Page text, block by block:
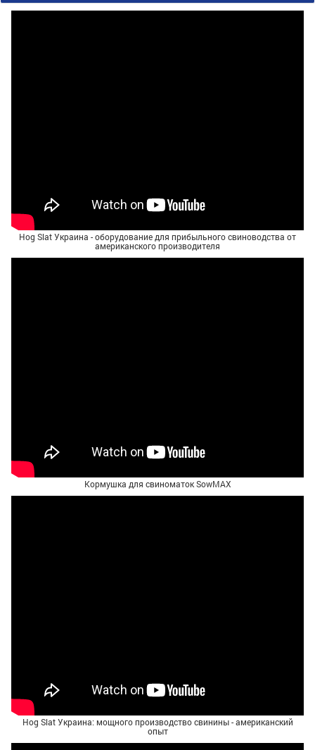
Hog Slat Украина - оборудование для прибыльного свиноводства от
американского производителя
Кормушка для свиноматок SowMAX
Hog Slat Украина: мощного производство свинины - американский
опыт